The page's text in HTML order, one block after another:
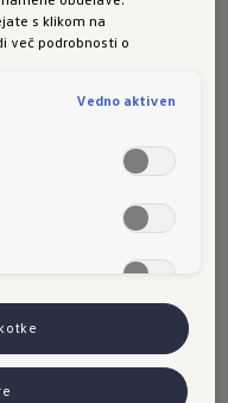
s klikom na
več podrobnosti o
Vedno aktiven